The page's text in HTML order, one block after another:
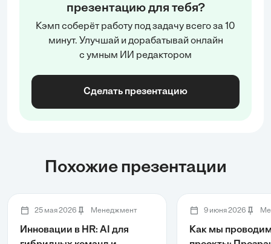
презентацию для тебя?
Кэмп соберёт работу под задачу всего за 10
минут. Улучшай и дорабатывай онлайн
с умным ИИ редактором
Сделать презентацию
Похожие презентации
25 мая 2026 Менеджмент
Инновации в HR: AI для
9 июня 2026
Как мы